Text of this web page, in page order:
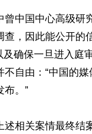
曾中国中心高级研
查，因此能公开的
及确保一旦进入庭
不自由：“中国的
布。”
述相关案情最终结